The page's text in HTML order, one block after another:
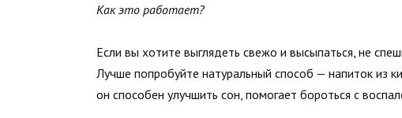
Как это работает?
Если вы хотите выглядеть свежо и высыпаться, не
Лучше попробуйте натуральный способ — напиток из
он способен улучшить сон, помогает бороться с